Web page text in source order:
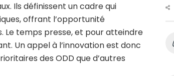
Ils définissent un cadre qui
offrant l’opportunité
Le temps presse, et pour atteindre
Un appel à l’innovation est donc
des ODD que d’autres